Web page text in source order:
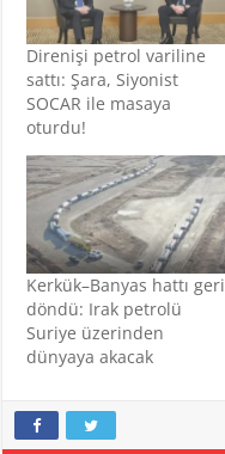
Direnişi petrol variline
sattı: Şara, Siyonist
SOCAR ile masaya
oturdu!
Kerkük–Banyas hattı geri
döndü: Irak petrolü
Suriye üzerinden
dünyaya akacak